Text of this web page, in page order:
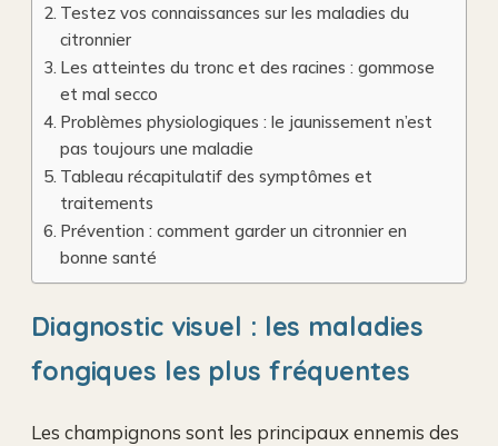
Testez vos connaissances sur les maladies du
citronnier
Les atteintes du tronc et des racines : gommose
et mal secco
Problèmes physiologiques : le jaunissement n’est
pas toujours une maladie
Tableau récapitulatif des symptômes et
traitements
Prévention : comment garder un citronnier en
bonne santé
Diagnostic visuel : les maladies
fongiques les plus fréquentes
Les champignons sont les principaux ennemis des